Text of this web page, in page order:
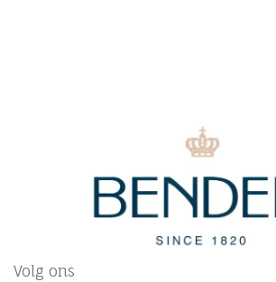
Volg ons